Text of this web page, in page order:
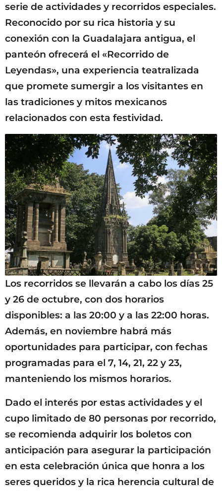
serie de actividades y recorridos especiales.
Reconocido por su rica historia y su
conexión con la Guadalajara antigua, el
panteón ofrecerá el «Recorrido de
Leyendas», una experiencia teatralizada
que promete sumergir a los visitantes en
las tradiciones y mitos mexicanos
relacionados con esta festividad.
Los recorridos se llevarán a cabo los días 25
y 26 de octubre, con dos horarios
disponibles: a las 20:00 y a las 22:00 horas.
Además, en noviembre habrá más
oportunidades para participar, con fechas
programadas para el 7, 14, 21, 22 y 23,
manteniendo los mismos horarios.
Dado el interés por estas actividades y el
cupo limitado de 80 personas por recorrido,
se recomienda adquirir los boletos con
anticipación para asegurar la participación
en esta celebración única que honra a los
seres queridos y la rica herencia cultural de